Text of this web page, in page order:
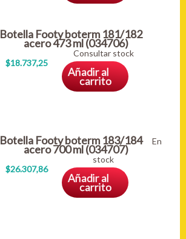
Botella Footy boterm 181/182
acero 473 ml (034706)
$18.737,25
Consultar stock
Añadir al
carrito
Botella Footy boterm 183/184
acero 700 ml (034707)
$26.307,86
En
stock
Añadir al
carrito